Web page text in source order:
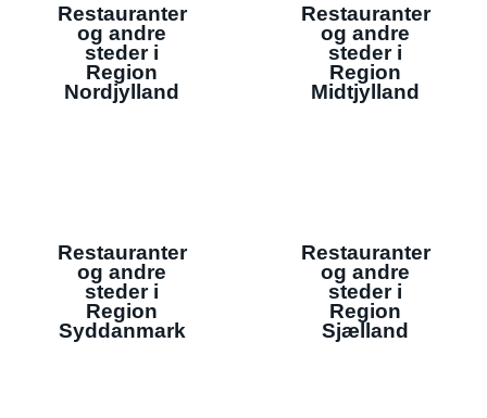
Restauranter
og andre
steder i
Region
Nordjylland
Restauranter
og andre
steder i
Region
Midtjylland
Restauranter
og andre
steder i
Region
Syddanmark
Restauranter
og andre
steder i
Region
Sjælland